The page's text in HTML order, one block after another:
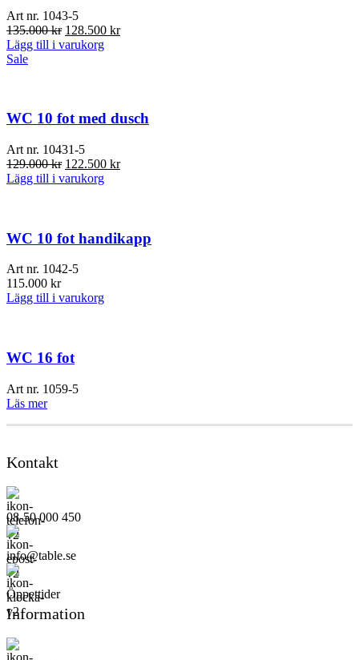
Art nr. 1043-5
135.000kr Det
ursprungliga
128.500 krDet
Lägg till i varukorg
Sale
WC 10 fot med dusch
Art nr. 10431-5
129.000kr Det
ursprungliga
122.500 krDet
Lägg till i varukorg
WC 10 fot handikapp
Art nr. 1042-5
115.000 kr
Lägg till i varukorg
WC 16 fot
Art nr. 1059-5
Läs mer
Kontakt
08-50 000 450
info@table.se
Öppettider
Information